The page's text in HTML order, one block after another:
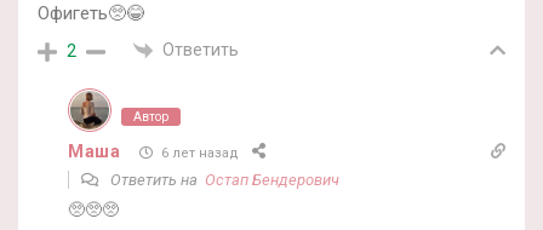
Офигеть🥺😂
2 Ответить
Автор
Маша 6 лет назад
Ответить на Остап Бендерович
🥺🥺🥺